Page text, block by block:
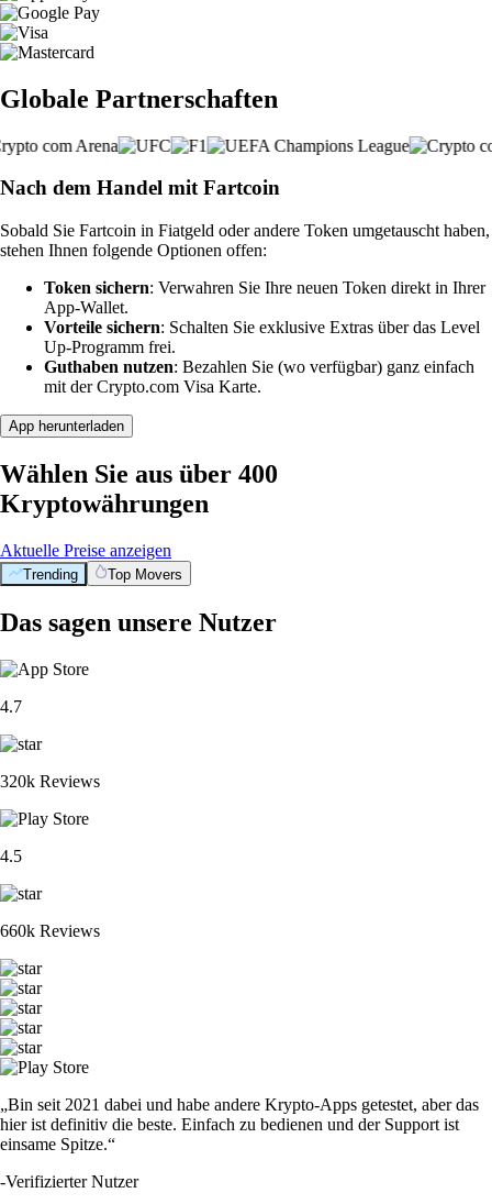
Globale Partnerschaften
Nach dem Handel mit Fartcoin
Sobald Sie Fartcoin in Fiatgeld oder andere Token umgetauscht haben,
stehen Ihnen folgende Optionen offen:
Token sichern: Verwahren Sie Ihre neuen Token direkt in Ihrer
App-Wallet.
Vorteile sichern: Schalten Sie exklusive Extras über das Level
Up-Programm frei.
Guthaben nutzen: Bezahlen Sie (wo verfügbar) ganz einfach
mit der Crypto.com Visa Karte.
App herunterladen
Wählen Sie aus über 400
Kryptowährungen
Aktuelle Preise anzeigen
Trending Top Movers
Das sagen unsere Nutzer
4.7
320k Reviews
4.5
660k Reviews
„Bin seit 2021 dabei und habe andere Krypto-Apps getestet, aber das
hier ist definitiv die beste. Einfach zu bedienen und der Support ist
einsame Spitze.“
-Verifizierter Nutzer